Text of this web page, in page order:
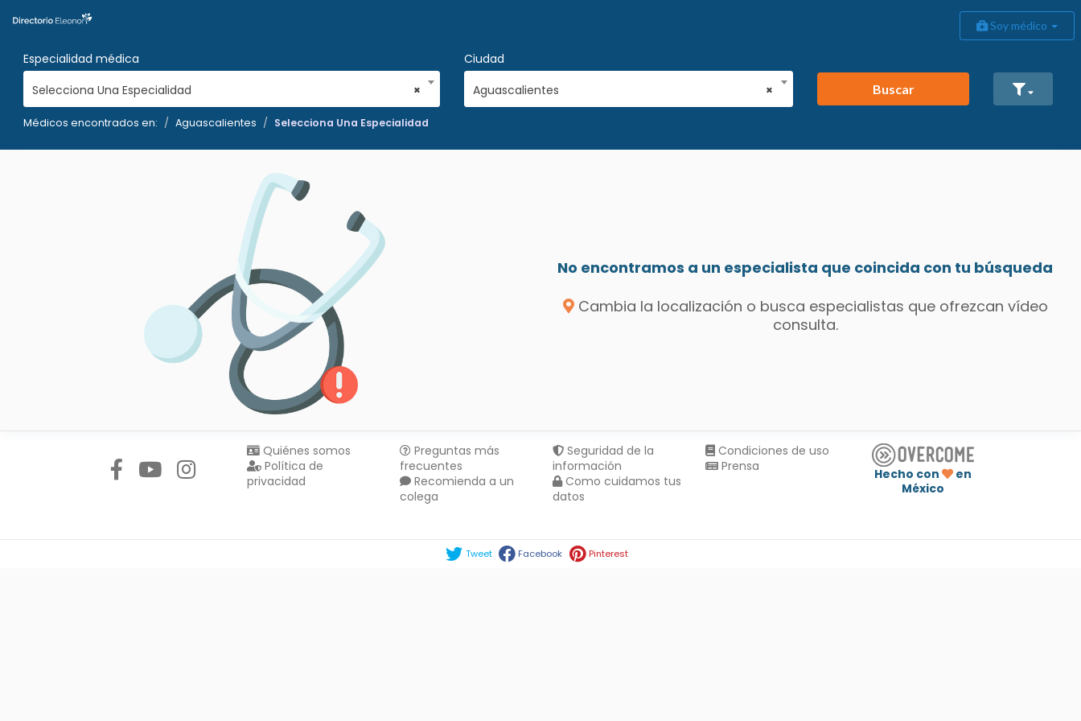
Soy médico
Especialidad médica
×
Selecciona Una Especialidad
Ciudad
×
Aguascalientes Buscar
Médicos encontrados en: Aguascalientes Selecciona Una Especialidad
No encontramos a un especialista que coincida con tu búsqueda
Cambia la localización o busca especialistas que ofrezcan vídeo
consulta.
Quiénes somos
Política de
privacidad
Preguntas más
frecuentes
Recomienda a un
colega
Seguridad de la
información
Como cuidamos tus
datos
Condiciones de uso
Prensa
Hecho con
en
México
Tweet Facebook Pinterest